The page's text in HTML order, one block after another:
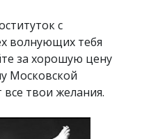
с
волнующих тебя
за хорошую цену
Московской
все твои желания.